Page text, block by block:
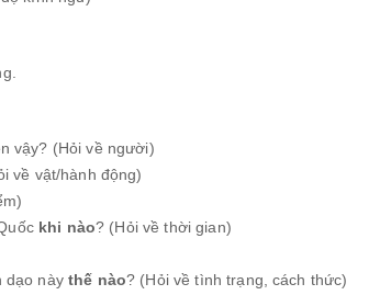
vậy? (Hỏi về người)
về vật/hành động)
khi nào? (Hỏi về thời gian)
dạo này thế nào? (Hỏi về tình trạng, cách thức)